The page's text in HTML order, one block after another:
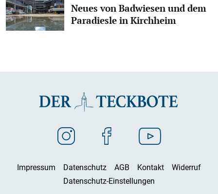
Neues von Badwiesen und dem
Paradiesle in Kirchheim
Impressum Datenschutz AGB Kontakt
Widerruf
Datenschutz-Einstellungen